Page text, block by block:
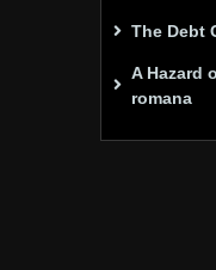
The Debt
A Hazard
romana